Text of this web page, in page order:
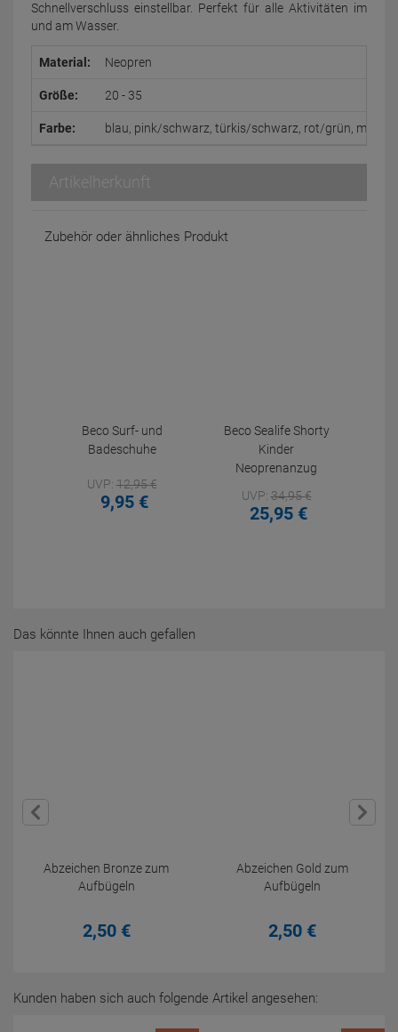
Schnellverschluss einstellbar. Perfekt für alle Aktivitäten im
und am Wasser.
Material: Neopren
Größe: 20 - 35
Farbe: blau, pink/schwarz, türkis/schwarz, rot/grün,
Artikelherkunft
Zubehör oder ähnliches Produkt
Beco Surf- und
Badeschuhe
UVP:12,95€
9,95 €
Beco Sealife Shorty
Kinder
Neoprenanzug
UVP:34,95€
25,95 €
Das könnte Ihnen auch gefallen
Abzeichen Bronze zum
Aufbügeln
2,50 €
Abzeichen Gold zum
Aufbügeln
2,50 €
Kunden haben sich auch folgende Artikel angesehen: